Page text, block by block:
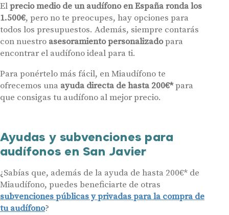
Elprecio medio de un audífono en España ronda los
1.500€, pero no te preocupes, hay opciones para
todos los presupuestos. Además, siempre contarás
con nuestro asesoramiento personalizadopara
encontrar el audífono ideal para ti.
Para ponértelo más fácil, en Miaudífono te
ofrecemos una ayuda directa de hasta 200€*para
que consigas tu audífono al mejor precio.
Ayudas y subvenciones para
audífonos en San Javier
¿Sabías que, además de la ayuda de hasta 200€* de
Miaudífono, puedes beneficiarte de otras
subvenciones públicas y privadas para la compra de
tu audífono?
Acepto recibir comunicaciones comerciales por parte de Miaudífono
y sus colaboradores según se detalla en nuestras Condiciones de uso
Acepto la cesión de estos datos a empresas colaboradoras de
Miaudífono para poder ofrecer los servicios solicitados, según se
detalla en nuestrasCondiciones de uso .
Política de Privacidad.